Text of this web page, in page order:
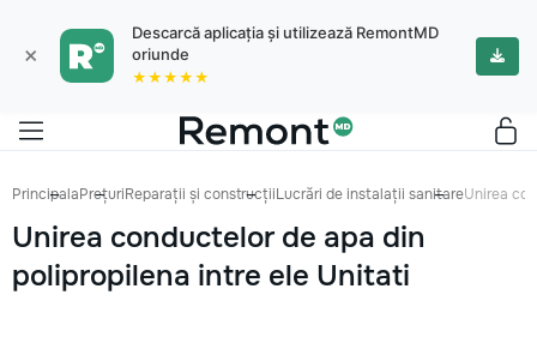
×
Descarcă aplicația și utilizează RemontMD
oriunde
★★★★★
PrincipalaPrețuriReparații și construcțiiLucrări de instalații sanitareUnirea
Unirea conductelor de apa din
polipropilena intre ele Unitati